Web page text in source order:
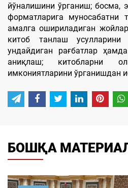
йўналишини ўрганиш; босма,
форматларига муносабатни
амалга ошириладиган
китоб танлаш
ундайдиган рағбатлар
аниқлаш; китобларни
имкониятларини ўрганишдан
БОШҚА